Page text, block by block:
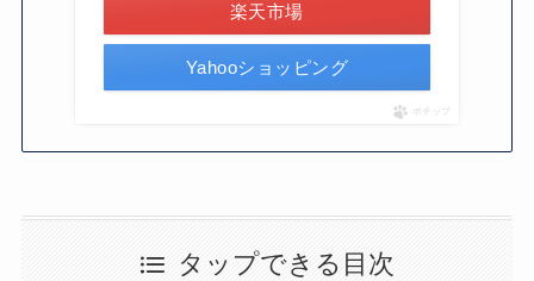
楽天市場
Yahooショッピング
ポチップ
タップできる目次